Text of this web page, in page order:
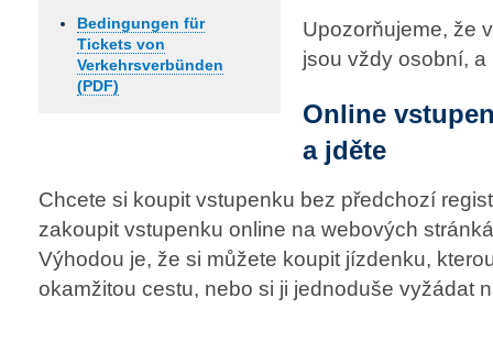
Bedingungen für
Tickets von
Verkehrsverbünden
(PDF)
Upozorňujeme, že
jsou vždy osobní,
Online
a jděte
Chcete si koupit vstupenku bez předchozí
zakoupit vstupenku online na webových
Výhodou je, že si můžete koupit jízdenku,
okamžitou cestu, nebo si ji jednoduše vyžádat